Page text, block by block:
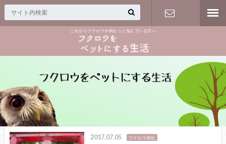
これからフクロウを飼おうと悩んでいる方へ
2017.07.05 フクロウ神社